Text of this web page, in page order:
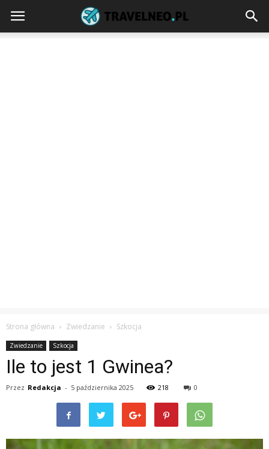
Strona główna Zwiedzanie Szkocja
Zwiedzanie Szkocja
Ile to jest 1 Gwinea?
Przez Redakcja - 5 października 2025 218 0